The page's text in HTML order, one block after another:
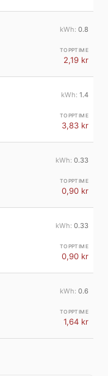
0.8
2,19 kr
1.4
3,83 kr
0.33
0,90 kr
0.33
0,90 kr
0.6
1,64 kr